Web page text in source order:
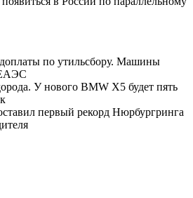
доплаты по утильсбору. Машины
У нового BMW Х5 будет пять
первый рекорд Нюрбургринга